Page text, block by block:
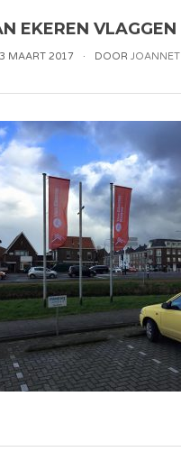
EKEREN VLAGGEN
MAART 2017 DOOR JOANNET